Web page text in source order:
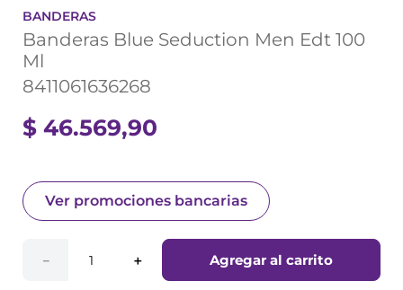
BANDERAS
Banderas Blue Seduction Men Edt 100
Ml
8411061636268
$ 46.569,90
Ver promociones bancarias
＋
－ Agregar al carrito